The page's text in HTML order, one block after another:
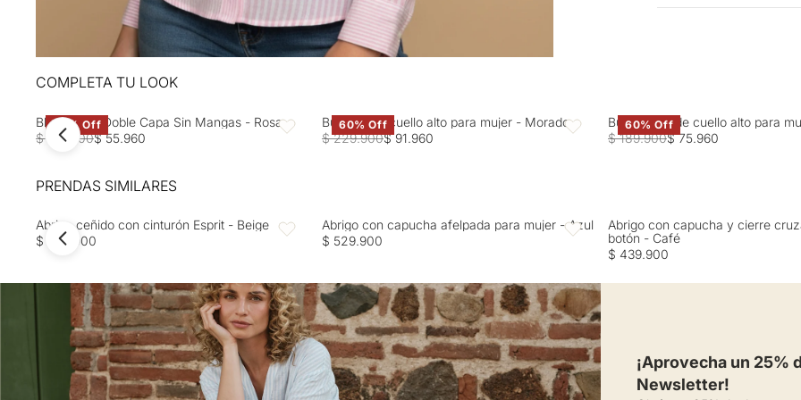
COMPLETA TU LOOK
60% Off Favoritos
Blusa Rosa Doble Capa Sin Mangas - Rosa
$ 139.900$ 55.960
60% Off Favoritos
Buzo tejido cuello alto para mujer - Morado
$ 229.900$ 91.960
60% Off
Buzo tejido de cuello alto para
$ 189.900$ 75.960
PRENDAS SIMILARES
Favoritos
Abrigo ceñido con cinturón Esprit - Beige
$ 499.900
Favoritos
Abrigo con capucha afelpada para mujer - Azul
$ 529.900
Abrigo con capucha y cierre
botón - Café
$ 439.900
¡Aprovecha un 25%
Newsletter!